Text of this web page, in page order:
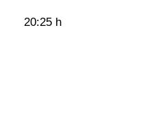
20:25 h